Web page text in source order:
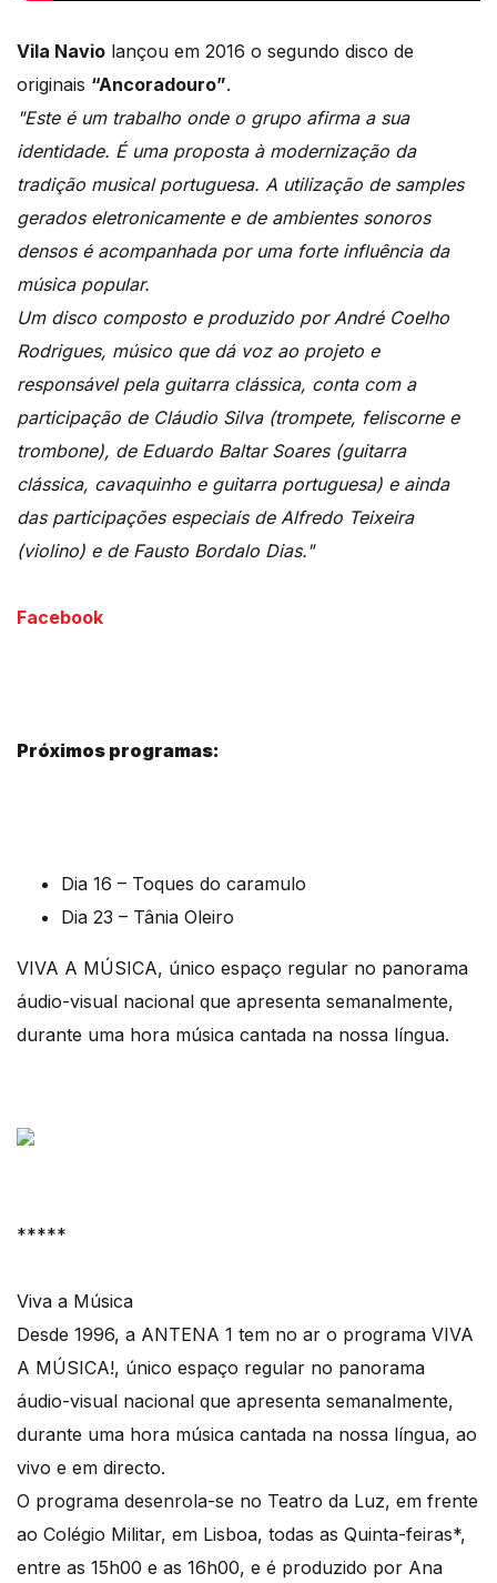
Vila Navio lançou em 2016 o segundo disco de
originais “Ancoradouro”.
"Este é um trabalho onde o grupo afirma a sua
identidade. É uma proposta à modernização da
tradição musical portuguesa. A utilização de samples
gerados eletronicamente e de ambientes sonoros
densos é acompanhada por uma forte influência da
música popular.
Um disco composto e produzido por André Coelho
Rodrigues, músico que dá voz ao projeto e
responsável pela guitarra clássica, conta com a
participação de Cláudio Silva (trompete, feliscorne e
trombone), de Eduardo Baltar Soares (guitarra
clássica, cavaquinho e guitarra portuguesa) e ainda
das participações especiais de Alfredo Teixeira
(violino) e de Fausto Bordalo Dias."
Facebook
Próximos programas:
Dia 16 – Toques do caramulo
Dia 23 – Tânia Oleiro
VIVA A MÚSICA, único espaço regular no panorama
áudio-visual nacional que apresenta semanalmente,
durante uma hora música cantada na nossa língua.
*****
Viva a Música
Desde 1996, a ANTENA 1 tem no ar o programa VIVA
A MÚSICA!, único espaço regular no panorama
áudio-visual nacional que apresenta semanalmente,
durante uma hora música cantada na nossa língua, ao
vivo e em directo.
O programa desenrola-se no Teatro da Luz, em frente
ao Colégio Militar, em Lisboa, todas as Quinta-feiras*,
entre as 15h00 e as 16h00, e é produzido por Ana